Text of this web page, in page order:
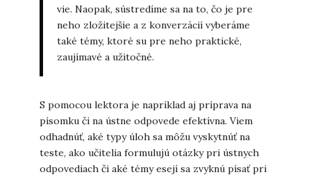
vie. Naopak, sústredíme sa na to, čo je pre
neho zložitejšie a z konverzácií vyberáme
také témy, ktoré su pre neho praktické,
zaujímavé a užitočné.
S pomocou lektora je napríklad aj príprava na
písomku či na ústne odpovede efektívna. Viem
odhadnúť, aké typy úloh sa môžu vyskytnúť na
teste, ako učitelia formulujú otázky pri ústnych
odpovediach či aké témy esejí sa zvyknú písať pri